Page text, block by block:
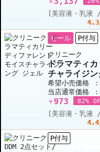
[美容液・乳液
4.3
セール
P付与
クリニーク
ドラマティ
チャライジ
希望小売価格 ：
当店通常価格 ：
￥ 973 82%
[美容液・乳液
4.4
P付与